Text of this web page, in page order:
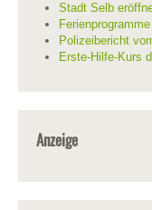
Stadt Selb
Polizeibericht
Erste-Hilfe-Kurs
Anzeige